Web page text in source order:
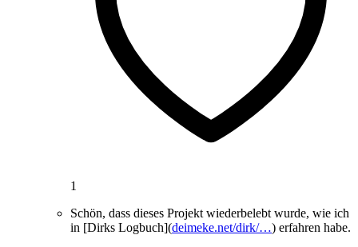
1
Schön, dass dieses Projekt wiederbelebt wurde, wie ich
in [Dirks Logbuch](deimeke.net/dirk/…) erfahren habe.